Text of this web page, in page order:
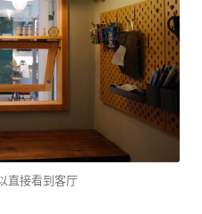
直接看到客厅